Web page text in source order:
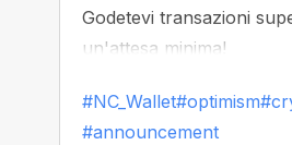
Godetevi transazioni
un'attesa minima!
#NC_Wallet#optimism
#announcement